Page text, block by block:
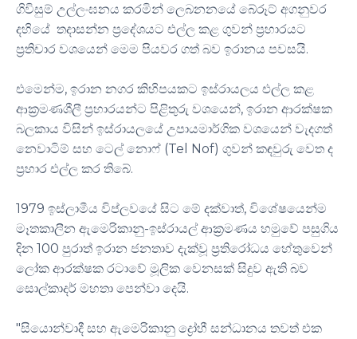
ගිවිසුම් උල්ලංඝනය කරමින් ලෙබනනයේ බේරූට් අගනුවර
දහියේ තදාසන්න ප්‍රදේශයට එල්ල කළ ගුවන් ප්‍රහාරයට
ප්‍රතිචාර වශයෙන් මෙම පියවර ගත් බව ඉරානය පවසයි.
එමෙන්ම, ඉරාන නගර කිහිපයකට ඉස්රායලය එල්ල කළ
ආක්‍රමණශීලී ප්‍රහාරයන්ට පිළිතුරු වශයෙන්, ඉරාන ආරක්ෂක
බලකාය විසින් ඉස්රායලයේ උපායමාර්ගික වශයෙන් වැදගත්
නෙවාටිම් සහ ටෙල් නොෆ් (Tel Nof) ගුවන් කඳවුරු වෙත ද
ප්‍රහාර එල්ල කර තිබේ.
1979 ඉස්ලාමීය විප්ලවයේ සිට මේ දක්වාත්, විශේෂයෙන්ම
මෑතකාලීන ඇමෙරිකානු-ඉස්රායල් ආක්‍රමණය හමුවේ පසුගිය
දින 100 පුරාත් ඉරාන ජනතාව දැක්වූ ප්‍රතිරෝධය හේතුවෙන්
ලෝක ආරක්ෂක රටාවේ මූලික වෙනසක් සිදුව ඇති බව
සොල්කාදර් මහතා පෙන්වා දෙයි.
"සියොන්වාදී සහ ඇමෙරිකානු ද්‍රෝහී සන්ධානය තවත් එක